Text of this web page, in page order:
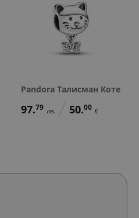
Pandora Талисман Коте
97.79 лв. 50.00 €